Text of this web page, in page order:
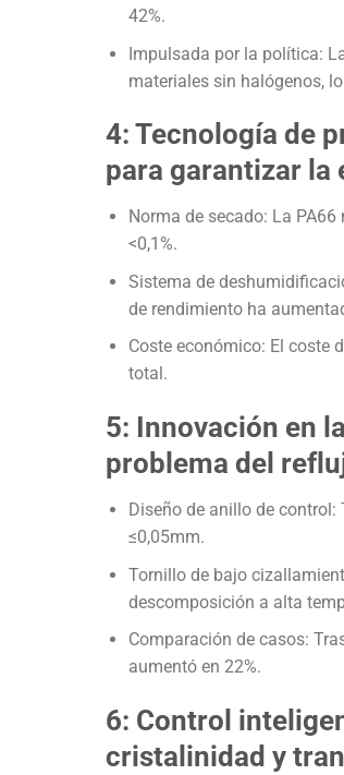
42%.
Impulsada por la política:
materiales sin halógenos,
4: Tecnología de
para garantizar la
Norma de secado: La
<0,1%.
Sistema de
de rendimiento ha
Coste económico: El coste
total.
5: Innovación en
problema del
Diseño de anillo de control:
≤0,05mm.
Tornillo de bajo
descomposición a alta
Comparación de casos:
aumentó en 22%.
6: Control
cristalinidad y